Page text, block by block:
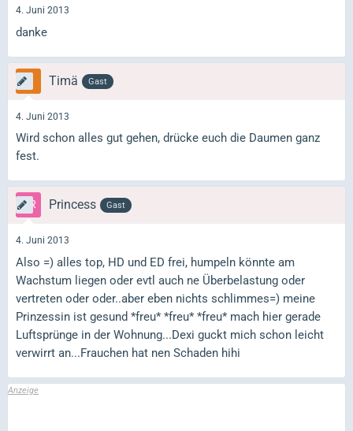
4. Juni 2013
danke
Timä Gast
4. Juni 2013
Wird schon alles gut gehen, drücke euch die Daumen ganz
fest.
Princess Gast
4. Juni 2013
Also =) alles top, HD und ED frei, humpeln könnte am
Wachstum liegen oder evtl auch ne Überbelastung oder
vertreten oder oder..aber eben nichts schlimmes=) meine
Prinzessin ist gesund *freu* *freu* *freu* mach hier gerade
Luftsprünge in der Wohnung...Dexi guckt mich schon leicht
verwirrt an...Frauchen hat nen Schaden hihi